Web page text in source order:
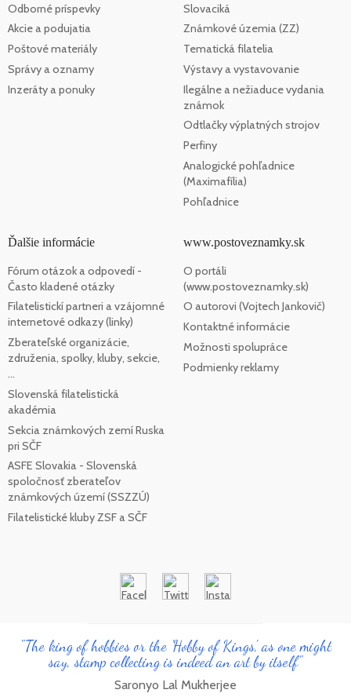
Odborné príspevky
Akcie a podujatia
Poštové materiály
Správy a oznamy
Inzeráty a ponuky
Slovaciká
Známkové územia (ZZ)
Tematická filatelia
Výstavy a vystavovanie
Ilegálne a nežiaduce vydania
známok
Odtlačky výplatných strojov
Perfiny
Analogické pohľadnice
(Maximafília)
Pohľadnice
Ďalšie informácie
Fórum otázok a odpovedí -
Často kladené otázky
Filatelistickí partneri a vzájomné
internetové odkazy (linky)
Zberateľské organizácie,
združenia, spolky, kluby, sekcie,
...
Slovenská filatelistická
akadémia
Sekcia známkových zemí Ruska
pri SČF
ASFE Slovakia - Slovenská
spoločnosť zberateľov
známkových území (SSZZÚ)
Filatelistické kluby ZSF a SČF
www.postoveznamky.sk
O portáli
(www.postoveznamky.sk)
O autorovi (Vojtech Jankovič)
Kontaktné informácie
Možnosti spolupráce
Podmienky reklamy
"The king of hobbies or the 'Hobby of Kings', as one might
say, stamp collecting is indeed an art by itself"
Saronyo Lal Mukherjee